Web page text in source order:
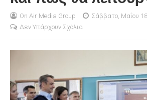
NEW
On Air Media Group
Σάββατο, Μαΐου
Δεν Υπάρχουν Σχόλια